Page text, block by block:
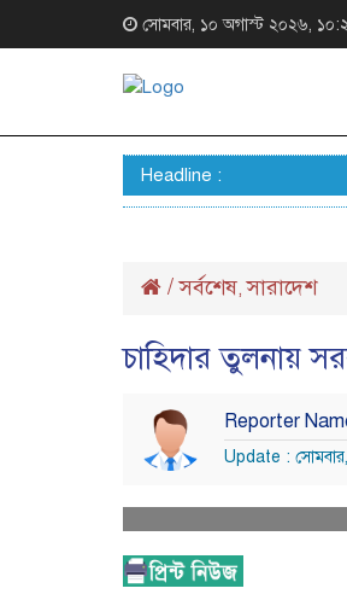
সোমবার, ১০ অগাস্ট ২০২৬,
Headline :
/সর্বশেষ,সারাদেশ
চাহিদার তুলনায়
Reporter
Update :